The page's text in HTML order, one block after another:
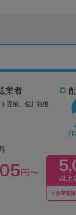
業者
運輸、佐川急便